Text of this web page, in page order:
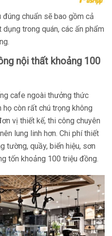
chuẩn sẽ bao gồm cả
dụng trong quán, các ấn phẩm
nội thất khoảng 100
cafe ngoài thưởng thức
còn rất chú trọng không
vị thiết kế, thi công chuyên
lung linh hơn. Chi phí thiết
tường, quầy, biển hiệu, sơn
tốn khoảng 100 triệu đồng.